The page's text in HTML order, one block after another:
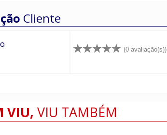
Cliente
(0 avaliação(s))
VIU, VIU TAMBÉM